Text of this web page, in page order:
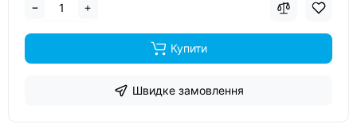
Купити
Швидке замовлення